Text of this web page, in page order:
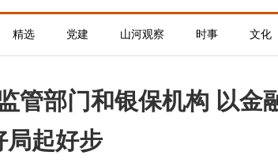
精选 党建 山河观察 时事 文化
管部门和银保机构 以金
局起好步